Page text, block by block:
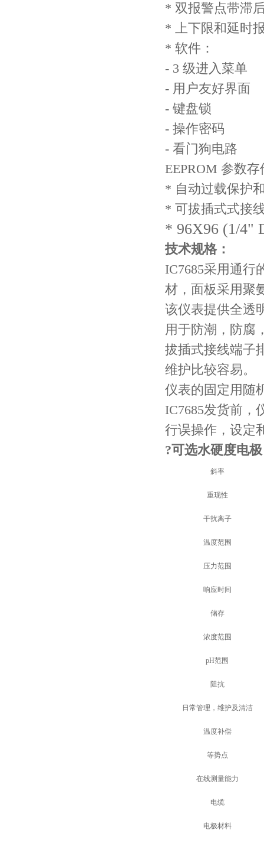
* 双报警点带滞
* 上下限和延时
* 软件：
- 3 级进入菜单
- 用户友好界面
- 键盘锁
- 操作密码
- 看门狗电路
EEPROM 参数存
* 自动过载保护
* 可拔插式式接
* 96X96 (1/4"
技术规格：
IC7685采用通行
材，面板采用聚
该仪表提供全透
用于防潮，防腐
拔插式接线端子
维护比较容易。
仪表的固定用随
IC7685发货前，
行误操作，设定
?可选水硬度电
斜率
重现性
干扰离子
温度范围
压力范围
响应时间
储存
浓度范围
pH范围
阻抗
日常管理，维护及清洁
温度补偿
等势点
在线测量能力
电缆
电极材料